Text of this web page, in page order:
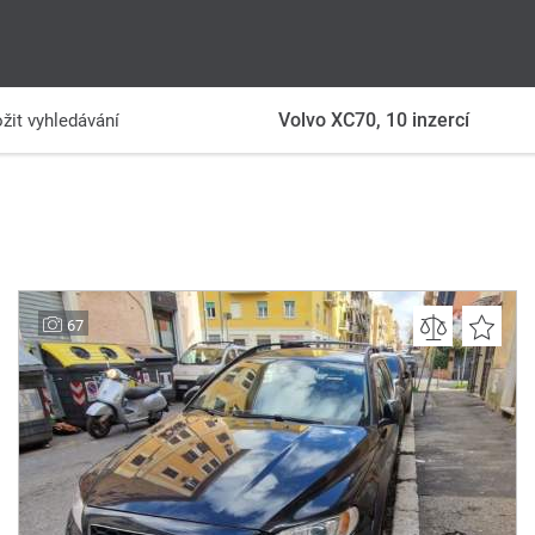
vyhledávání Volvo XC70, 10 inzercí
67